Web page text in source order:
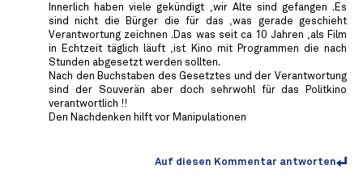
Innerlich haben viele gekündigt ,wir Alte sind gefangen .Es
sind nicht die Bürger die für das ,was gerade geschieht
Verantwortung zeichnen .Das was seit ca 10 Jahren ,als Film
in Echtzeit täglich läuft ,ist Kino mit Programmen die nach
Stunden abgesetzt werden sollten.
Nach den Buchstaben des Gesetztes und der Verantwortung
sind der Souverän aber doch sehrwohl für das Politkino
verantwortlich !!
Den Nachdenken hilft vor Manipulationen
Auf diesen Kommentar antworten